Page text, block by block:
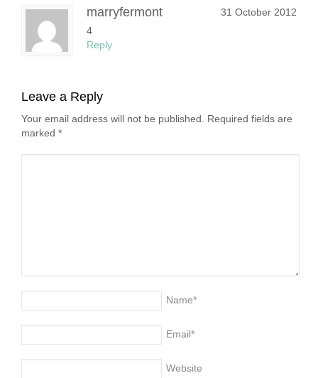
marryfermont
31 October 2012
4
Reply
Leave a Reply
Your email address will not be published. Required fields are
marked *
Name*
Email*
Website